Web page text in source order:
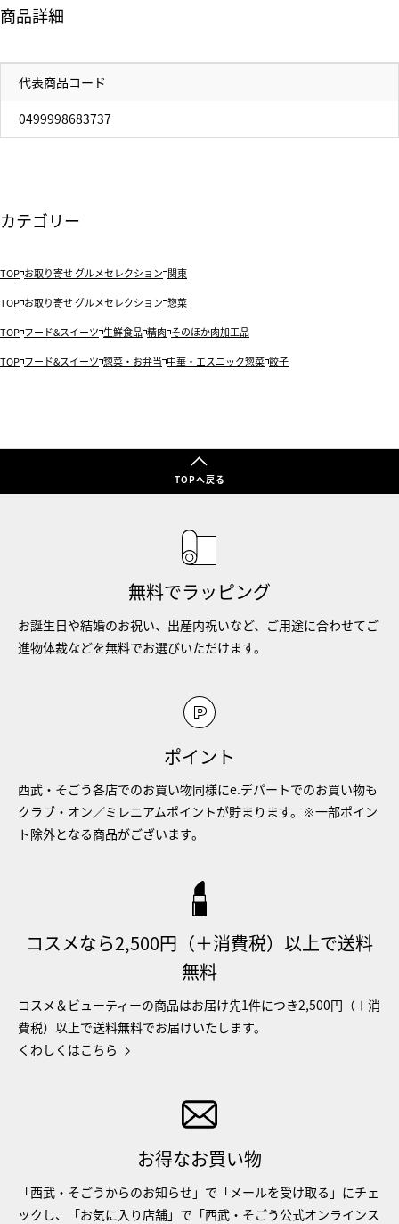
商品詳細
代表商品コード
0499998683737
カテゴリー
TOP お取り寄せ グルメセレクション 関東
TOP お取り寄せ グルメセレクション 惣菜
TOP フード&スイーツ 生鮮食品 精肉 そのほか肉加工品
TOP フード&スイーツ 惣菜・お弁当 中華・エスニック惣菜 餃子
TOPへ戻る
無料でラッピング
お誕生日や結婚のお祝い、出産内祝いなど、ご用途に合わせてご
進物体裁などを無料でお選びいただけます。
ポイント
西武・そごう各店でのお買い物同様にe.デパートでのお買い物も
クラブ・オン／ミレニアムポイントが貯まります。※一部ポイン
ト除外となる商品がございます。
コスメなら2,500円（＋消費税）以上で送料
無料
コスメ＆ビューティーの商品はお届け先1件につき2,500円（＋消
費税）以上で送料無料でお届けいたします。
くわしくはこちら
お得なお買い物
「西武・そごうからのお知らせ」で「メールを受け取る」にチェ
ックし、「お気に入り店舗」で「西武・そごう公式オンラインス